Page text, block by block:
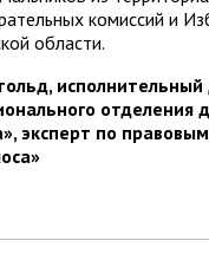
комиссий и
области.
отделения
эксперт по